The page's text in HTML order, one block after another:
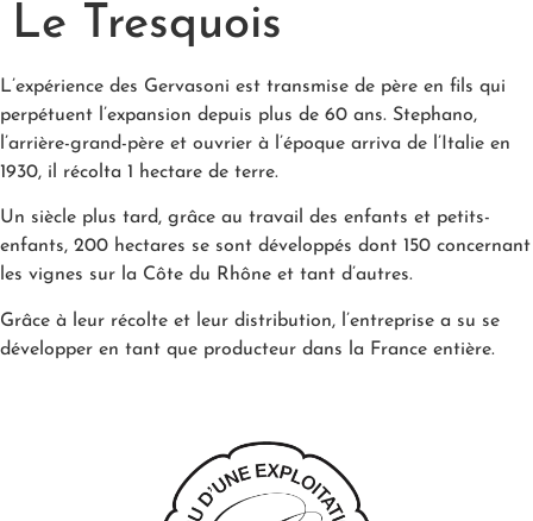
Le Tresquois
L’expérience des Gervasoni est transmise de père en fils qui
perpétuent l’expansion depuis plus de 60 ans. Stephano,
l’arrière-grand-père et ouvrier à l’époque arriva de l’Italie en
1930, il récolta 1 hectare de terre.
Un siècle plus tard, grâce au travail des enfants et petits-
enfants, 200 hectares se sont développés dont 150 concernant
les vignes sur la Côte du Rhône et tant d’autres.
Grâce à leur récolte et leur distribution, l’entreprise a su se
développer en tant que producteur dans la France entière.